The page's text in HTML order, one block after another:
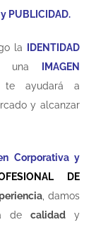
y PUBLICIDAD.
la
IDENTIDAD
una
IMAGEN
ayudará a
y alcanzar
Corporativa y
DE
, damos
de calidady